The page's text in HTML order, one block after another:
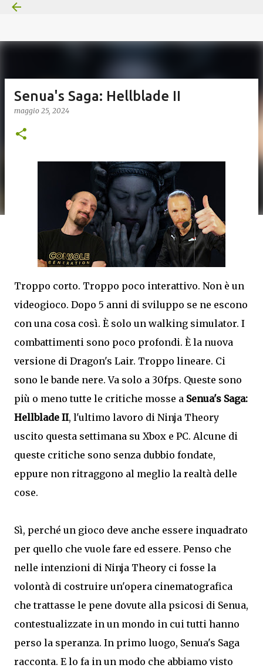
Senua's Saga: Hellblade II
maggio 25, 2024
Troppo corto. Troppo poco interattivo. Non è un
videogioco. Dopo 5 anni di sviluppo se ne escono
con una cosa così. È solo un walking simulator. I
combattimenti sono poco profondi. È la nuova
versione di Dragon's Lair. Troppo lineare. Ci
sono le bande nere. Va solo a 30fps. Queste sono
più o meno tutte le critiche mosse a Senua's Saga:
Hellblade II, l'ultimo lavoro di Ninja Theory
uscito questa settimana su Xbox e PC. Alcune di
queste critiche sono senza dubbio fondate,
eppure non ritraggono al meglio la realtà delle
cose.
Sì, perché un gioco deve anche essere inquadrato
per quello che vuole fare ed essere. Penso che
nelle intenzioni di Ninja Theory ci fosse la
volontà di costruire un'opera cinematografica
che trattasse le pene dovute alla psicosi di Senua,
contestualizzate in un mondo in cui tutti hanno
perso la speranza. In primo luogo, Senua's Saga
racconta. E lo fa in un modo che abbiamo visto